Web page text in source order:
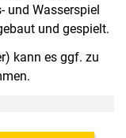
und Wasserspiel
und gespielt.
kann es ggf. zu